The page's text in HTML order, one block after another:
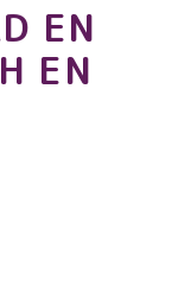
EN
EN